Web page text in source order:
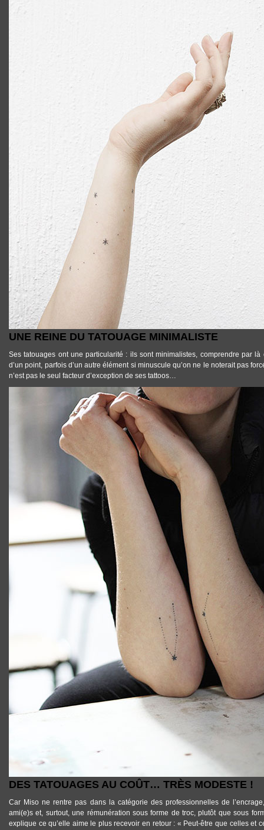
UNE REINE DU TATOUAGE MINIMALISTE
Sestatouages ont une particularité : ils sont minimalistes, comprendre par là
d’un point, parfois d’un autre élément si minuscule qu’on ne le noterait pas
n’est pas le seul facteur d’exception de ses tattoos…
TATTOOS_TATOUAGE_MINIMALISTE_MISO_02.JPG
DES TATOUAGES AU COÛT… TRÈS MODESTE !
Car Miso ne rentre pas dans la catégorie des professionnelles de l’encrage
ami(e)s et, surtout, une rémunération sous forme de troc, plutôt que sous
explique ce qu’elle aime le plus recevoir en retour : « Peut-être que celles et